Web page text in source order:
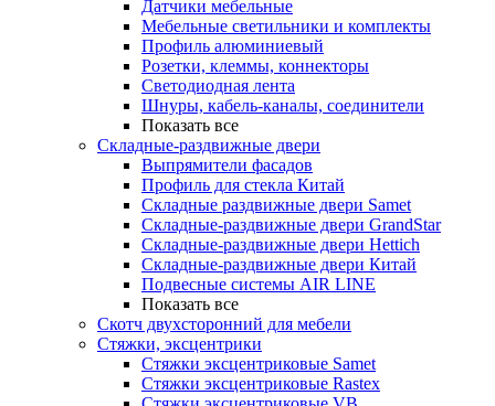
Датчики мебельные
Мебельные светильники и комплекты
Профиль алюминиевый
Розетки, клеммы, коннекторы
Светодиодная лента
Шнуры, кабель-каналы, соединители
Показать все
Складные-раздвижные двери
Выпрямители фасадов
Профиль для стекла Китай
Складные раздвижные двери Samet
Складные-раздвижные двери GrandStar
Складные-раздвижные двери Hettich
Складные-раздвижные двери Китай
Подвесные системы AIR LINE
Показать все
Скотч двухсторонний для мебели
Стяжки, эксцентрики
Cтяжки эксцентриковые Samet
Стяжки эксцентриковые Rastex